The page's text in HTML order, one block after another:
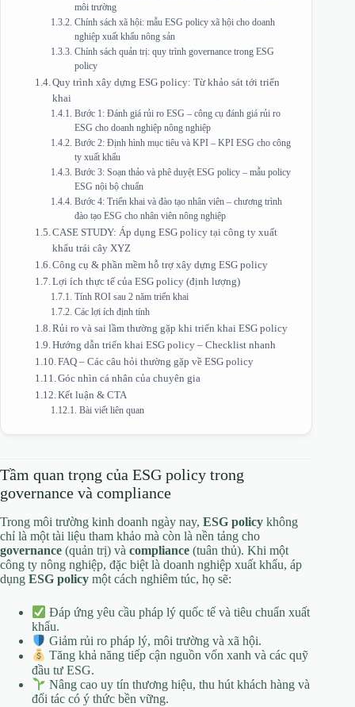
môi trường
Chính sách xã hội: mẫu ESG policy xã hội cho doanh
nghiệp xuất khẩu nông sản
Chính sách quản trị: quy trình governance trong ESG
policy
Quy trình xây dựng ESG policy: Từ khảo sát tới triển
khai
Bước 1: Đánh giá rủi ro ESG – công cụ đánh giá rủi ro
ESG cho doanh nghiệp nông nghiệp
Bước 2: Định hình mục tiêu và KPI – KPI ESG cho công
ty xuất khẩu
Bước 3: Soạn thảo và phê duyệt ESG policy – mẫu policy
ESG nội bộ chuẩn
Bước 4: Triển khai và đào tạo nhân viên – chương trình
đào tạo ESG cho nhân viên nông nghiệp
CASE STUDY: Áp dụng ESG policy tại công ty xuất
khẩu trái cây XYZ
Công cụ & phần mềm hỗ trợ xây dựng ESG policy
Lợi ích thực tế của ESG policy (định lượng)
Tính ROI sau 2 năm triển khai
Các lợi ích định tính
Rủi ro và sai lầm thường gặp khi triển khai ESG policy
Hướng dẫn triển khai ESG policy – Checklist nhanh
FAQ – Các câu hỏi thường gặp về ESG policy
Góc nhìn cá nhân của chuyên gia
Kết luận & CTA
Bài viết liên quan
Tầm quan trọng của ESG policy trong
governance và compliance
Trong môi trường kinh doanh ngày nay, ESG policy không
chỉ là một tài liệu tham khảo mà còn là nền tảng cho
governance (quản trị) và compliance (tuân thủ). Khi một
công ty nông nghiệp, đặc biệt là doanh nghiệp xuất khẩu, áp
dụng ESG policy một cách nghiêm túc, họ sẽ:
Đáp ứng yêu cầu pháp lý quốc tế và tiêu chuẩn xuất
khẩu.
Giảm rủi ro pháp lý, môi trường và xã hội.
Tăng khả năng tiếp cận nguồn vốn xanh và các quỹ
đầu tư ESG.
Nâng cao uy tín thương hiệu, thu hút khách hàng và
đối tác có ý thức bền vững.